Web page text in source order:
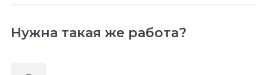
Нужна такая же работа?